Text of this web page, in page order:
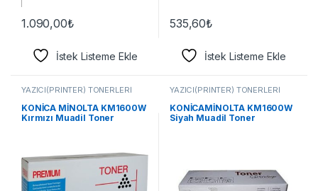
1.090,00₺
İstek Listeme Ekle
535,60₺
İstek Listeme Ekle
YAZICI(PRİNTER) TONERLERİ
KONİCA MİNOLTA KM1600W
Kırmızı Muadil Toner
YAZICI(PRİNTER) TONERLERİ
KONİCAMİNOLTA KM1600W
Siyah Muadil Toner